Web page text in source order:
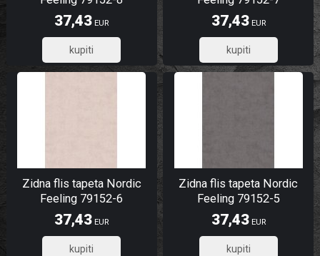
37,43 EUR
29,94
37,43EUR
29,94
Zidna flis tapeta Nordic
Feeling 79152-6
37,43 EUR
29,94
Zidna flis tapeta Nordic
Feeling 79152-5
37,43EUR
29,94